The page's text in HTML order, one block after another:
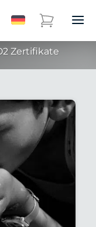
Zertifikate